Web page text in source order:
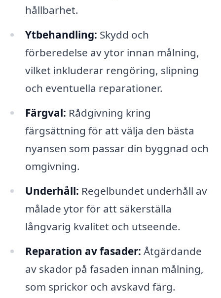
hållbarhet.
Ytbehandling: Skydd och
förberedelse av ytor innan målning,
vilket inkluderar rengöring, slipning
och eventuella reparationer.
Färgval: Rådgivning kring
färgsättning för att välja den bästa
nyansen som passar din byggnad och
omgivning.
Underhåll: Regelbundet underhåll av
målade ytor för att säkerställa
långvarig kvalitet och utseende.
Reparation av fasader: Åtgärdande
av skador på fasaden innan målning,
som sprickor och avskavd färg.